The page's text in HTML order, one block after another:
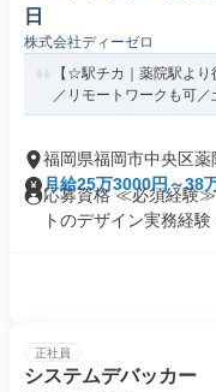
日
株式会社ディーゼロ
【☆駅チカ｜薬院駅よ
／リモートワークも可／
福岡県福岡市中央区薬
月給25万3000円～38
応募資格 ≪必須経験≫
トのデザイン実務経験
正社員
システムデバッカー